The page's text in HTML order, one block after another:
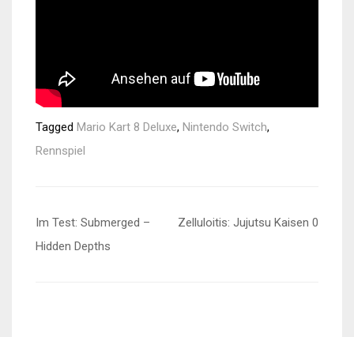
Tagged Mario Kart 8 Deluxe, Nintendo Switch,
Rennspiel
Beitragsnavigation
Im Test: Submerged –
Hidden Depths
Zelluloitis: Jujutsu Kaisen 0